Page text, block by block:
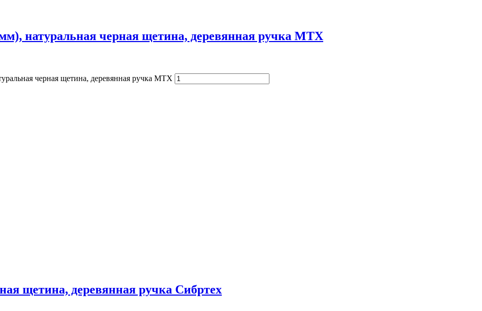
натуральная черная щетина, деревянная ручка MTX
черная щетина, деревянная ручка MTX
щетина, деревянная ручка Сибртех